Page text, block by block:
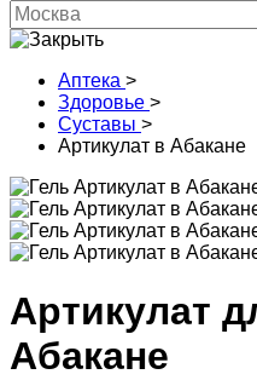
Аптека >
Здоровье >
Суставы >
Артикулат в Абакане
Артикулат
Абакане